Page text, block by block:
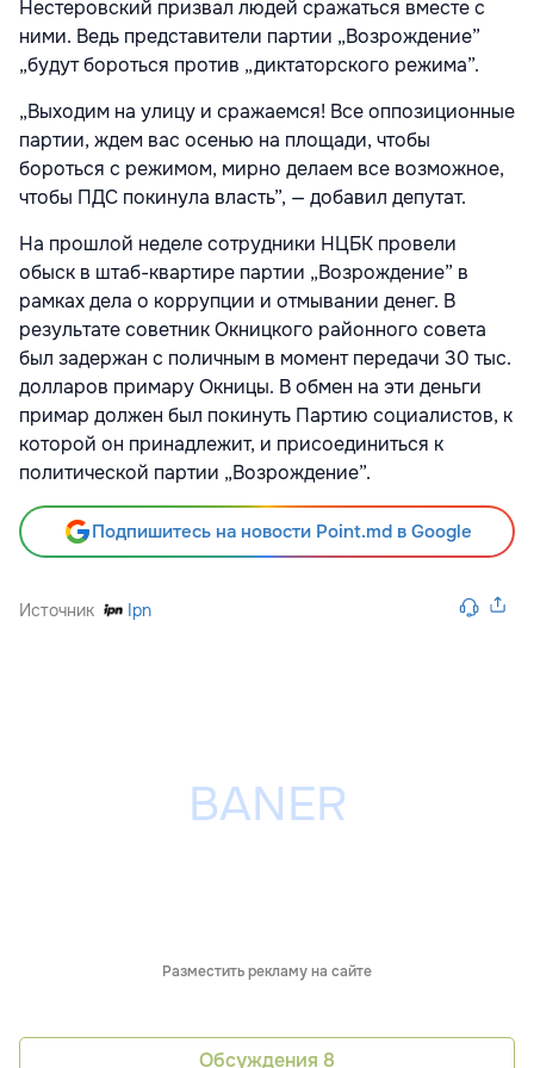
Нестеровский призвал людей сражаться вместе с
ними. Ведь представители партии „Возрождение”
„будут бороться против „диктаторского режима”.
„Выходим на улицу и сражаемся! Все оппозиционные
партии, ждем вас осенью на площади, чтобы
бороться с режимом, мирно делаем все возможное,
чтобы ПДС покинула власть”, — добавил депутат.
На прошлой неделе сотрудники НЦБК провели
обыск в штаб-квартире партии „Возрождение” в
рамках дела о коррупции и отмывании денег. В
результате советник Окницкого районного совета
был задержан с поличным в момент передачи 30 тыс.
долларов примару Окницы. В обмен на эти деньги
примар должен был покинуть Партию социалистов, к
которой он принадлежит, и присоединиться к
политической партии „Возрождение”.
Подпишитесь на новости Point.md в Google
Источник Ipn
Разместить рекламу на сайте
Обсуждения 8